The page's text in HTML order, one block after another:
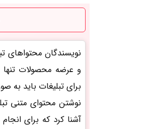
نویسندگان محتواهای
و عرضه محصولات تنها
برای تبلیغات باید
نوشتن محتوای متنی
آشنا کرد که برای